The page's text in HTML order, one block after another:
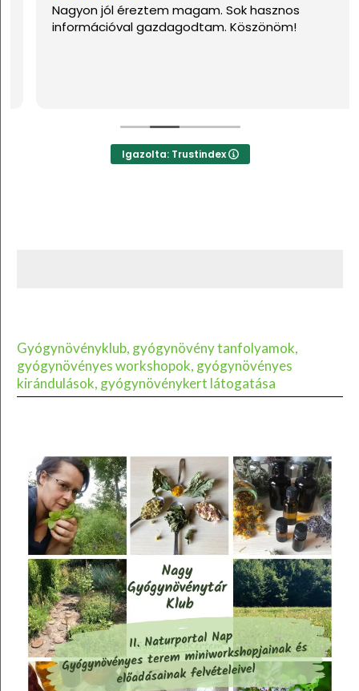
Nagyon jól éreztem magam. Sok hasznos
információval gazdagodtam. Köszönöm!
Igazolta: Trustindex
Gyógynövényklub, gyógynövény tanfolyamok,
gyógynövényes workshopok, gyógynövényes
kirándulások, gyógynövénykert látogatása